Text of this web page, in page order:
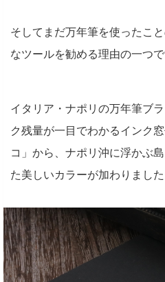
そしてまだ万年筆を使ったこ
なツールを勧める理由の一つで
イタリア・ナポリの万年筆ブ
ク残量が一目でわかるインク
コ」から、ナポリ沖に浮かぶ
た美しいカラーが加わりました